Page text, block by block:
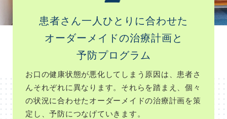
患者さん一人ひとりに合わせた
オーダーメイドの治療計画と
予防プログラム
お口の健康状態が悪化してしまう原因は、患者さ
んそれぞれに異なります。それらを踏まえ、個々
の状況に合わせたオーダーメイドの治療計画を策
定し、予防につなげていきます。